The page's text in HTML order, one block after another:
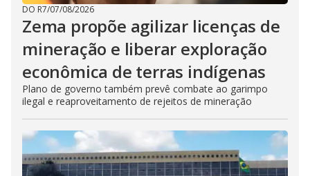
DO R7/07/08/2026
Zema propõe agilizar licenças de
mineração e liberar exploração
econômica de terras indígenas
Plano de governo também prevê combate ao garimpo
ilegal e reaproveitamento de rejeitos de mineração